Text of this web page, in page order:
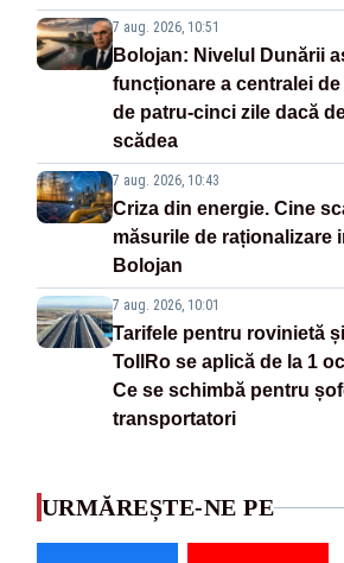
7 aug. 2026, 10:51
Bolojan: Nivelul Dunării
funcționare a centralei
de patru-cinci zile dacă
scădea
7 aug. 2026, 10:43
Criza din energie. Cine
măsurile de raționalizare
Bolojan
7 aug. 2026, 10:01
Tarifele pentru rovinietă
TollRo se aplică de la 1
Ce se schimbă pentru
transportatori
URMĂREȘTE-NE PE